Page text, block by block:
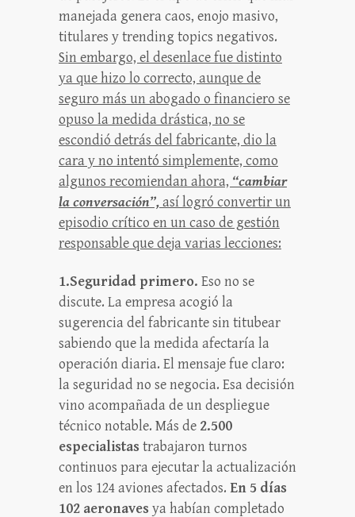
manejada genera caos, enojo masivo,
titulares y trending topics negativos.
Sin embargo, el desenlace fue distinto
ya que hizo lo correcto, aunque de
seguro más un abogado o financiero se
opuso la medida drástica, no se
escondió detrás del fabricante, dio la
cara y no intentó simplemente, como
algunos recomiendan ahora, “cambiar
la conversación”,así logró convertir un
episodio crítico en un caso de gestión
responsable que deja varias lecciones:
1.Seguridad primero. Eso no se
discute. La empresa acogió la
sugerencia del fabricante sin titubear
sabiendo que la medida afectaría la
operación diaria. El mensaje fue claro:
la seguridad no se negocia. Esa decisión
vino acompañada de un despliegue
técnico notable. Más de 2.500
especialistastrabajaron turnos
continuos para ejecutar la actualización
en los 124 aviones afectados. En 5 días
102 aeronavesya habían completado